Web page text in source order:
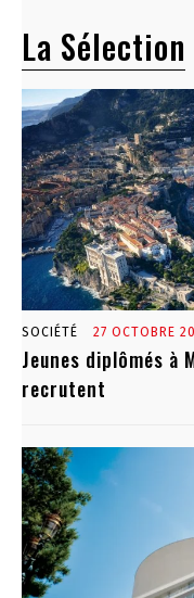
La Sélection
SOCIÉTÉ 27 OCTOBRE
Jeunes diplômés à
recrutent